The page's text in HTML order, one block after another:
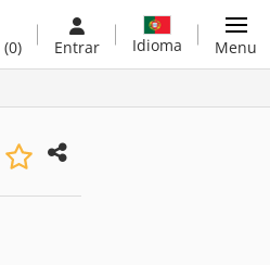
(0) Entrar Idioma Menu